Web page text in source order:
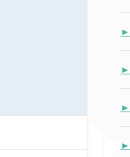
►
►
►
►